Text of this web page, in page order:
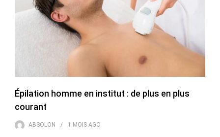
Épilation homme en institut : de plus en plus
courant
ABSOLON 1 MOIS AGO